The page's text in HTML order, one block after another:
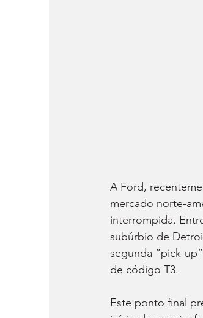
A Ford,
mercado norte-
interrompida.
subúrbio de
segunda “pick-
de código T3.
Este ponto final